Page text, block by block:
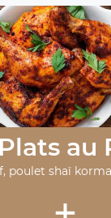
au
poulet shaï